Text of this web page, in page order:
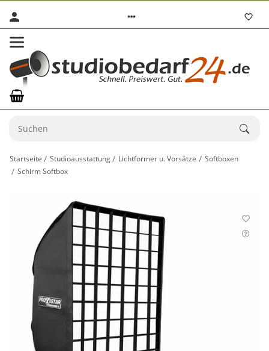
Startseite Studioausstattung Lichtformer u. Vorsätze
Softboxen
Schirm Softbox